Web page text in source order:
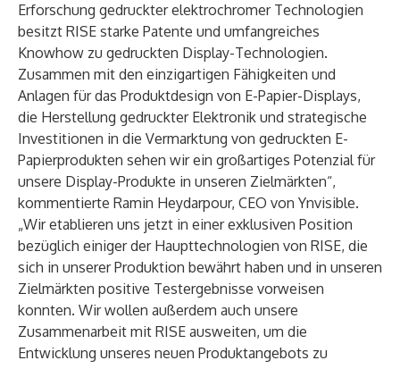
Erforschung gedruckter elektrochromer Technologien
besitzt RISE starke Patente und umfangreiches
Knowhow zu gedruckten Display-Technologien.
Zusammen mit den einzigartigen Fähigkeiten und
Anlagen für das Produktdesign von E-Papier-Displays,
die Herstellung gedruckter Elektronik und strategische
Investitionen in die Vermarktung von gedruckten E-
Papierprodukten sehen wir ein großartiges Potenzial für
unsere Display-Produkte in unseren Zielmärkten“,
kommentierte Ramin Heydarpour, CEO von Ynvisible.
„Wir etablieren uns jetzt in einer exklusiven Position
bezüglich einiger der Haupttechnologien von RISE, die
sich in unserer Produktion bewährt haben und in unseren
Zielmärkten positive Testergebnisse vorweisen
konnten. Wir wollen außerdem auch unsere
Zusammenarbeit mit RISE ausweiten, um die
Entwicklung unseres neuen Produktangebots zu